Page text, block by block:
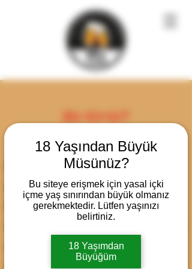
18 Yaşından Büyük
Müsünüz?
Bu siteye erişmek için yasal içki
içme yaş sınırından büyük olmanız
gerekmektedir. Lütfen yaşınızı
belirtiniz.
18 Yaşımdan
Büyüğüm
Biz Kimiz?
NCO Organizasyon Ltd. Şti.
Biz, bira tutkunlarının heyecanını ve
lezzetini iş dünyasına taşımayı
hedefleyen bir ekibiz. Kurumsal
düzenleyerek, müşterilerimize
unutulmaz anlar yaşatıyoruz.